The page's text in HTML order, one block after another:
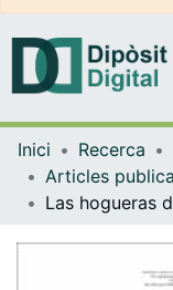
Inici Recerca